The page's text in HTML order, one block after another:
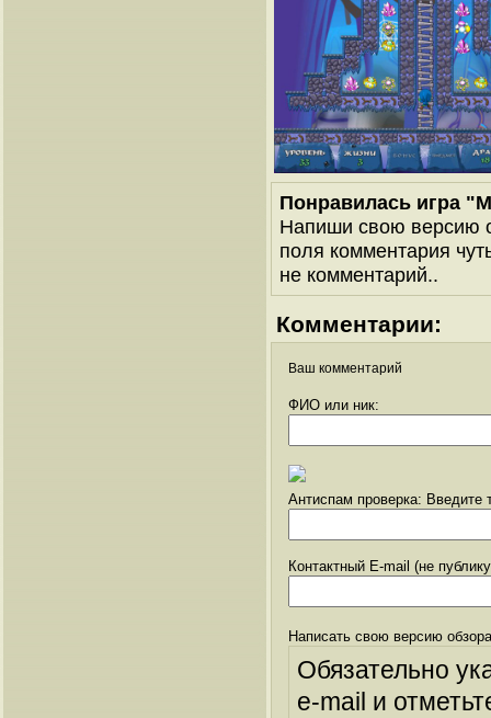
Понравилась игра
Напиши свою версию
поля комментария
не комментарий..
Комментарии:
Ваш комментарий
ФИО или ник:
Антиспам проверка: Введите
Контактный E-mail (не
Написать свою версию
Обязательно
e-mail и